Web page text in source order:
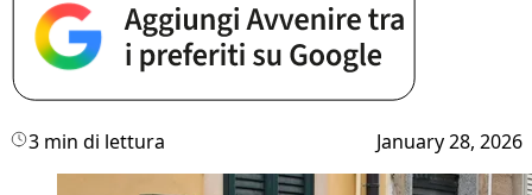
3 min di lettura January 28, 2026